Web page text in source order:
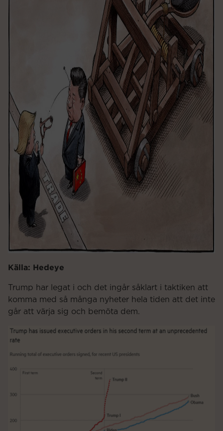
Källa: Hedeye
Trump har legat i och det ingår såklart i taktiken att
komma med så många nyheter hela tiden att det inte
går att värja sig och bemöta dem.